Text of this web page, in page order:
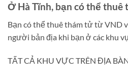
Ở Hà Tĩnh, bạn có thể thuê
Bạn có thể thuê thám tử từ VND
người bản địa khi bạn ở các khu
TẤT CẢ KHU VỰC TRÊN ĐỊA